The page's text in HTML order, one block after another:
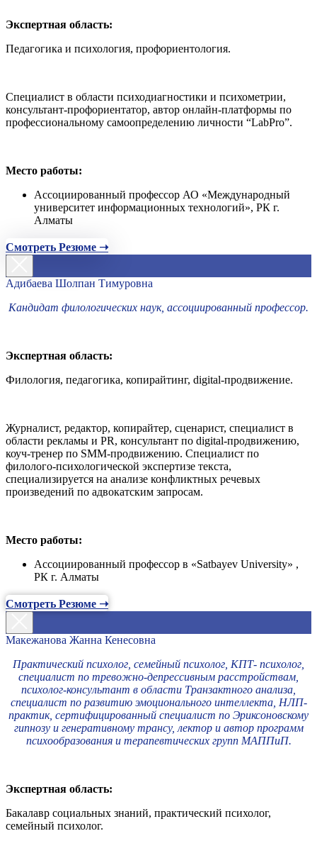
Экспертная область:
Педагогика и психология, профориентология.
Специалист в области психодиагностики и психометрии,
консультант-профориентатор, автор онлайн-платформы по
профессиональному самоопределению личности “LabPro”.
Место работы:
Ассоциированный профессор АО «Международный
университет информационных технологий», РК г.
Алматы
Смотреть Резюме ➝
Адибаева Шолпан Тимуровна
Кандидат филологических наук, ассоциированный профессор.
Экспертная область:
Филология, педагогика, копирайтинг, digital-продвижение.
Журналист, редактор, копирайтер, сценарист, специалист в
области рекламы и PR, консультант по digital-продвижению,
коуч-тренер по SMM-продвижению. Специалист по
филолого-психологической экспертизе текста,
специализируется на анализе конфликтных речевых
произведений по адвокатским запросам.
Место работы:
Ассоциированный профессор в «Satbayev University» ,
РК г. Алматы
Смотреть Резюме ➝
Макежанова Жанна Кенесовна
Практический психолог, семейный психолог, КПТ- психолог,
специалист по тревожно-депрессивным расстройствам,
психолог-консультант в области Транзактного анализа,
специалист по развитию эмоционального интеллекта, НЛП-
практик, сертифицированный специалист по Эриксоновскому
гипнозу и генеративному трансу, лектор и автор программ
психообразования и терапевтических групп МАППиП.
Экспертная область:
Бакалавр социальных знаний, практический психолог,
семейный психолог.